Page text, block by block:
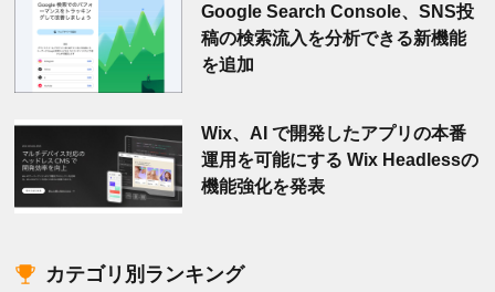
Google Search Console、SNS投
稿の検索流入を分析できる新機能
を追加
Wix、AI で開発したアプリの本番
運用を可能にする Wix Headlessの
機能強化を発表
カテゴリ別ランキング